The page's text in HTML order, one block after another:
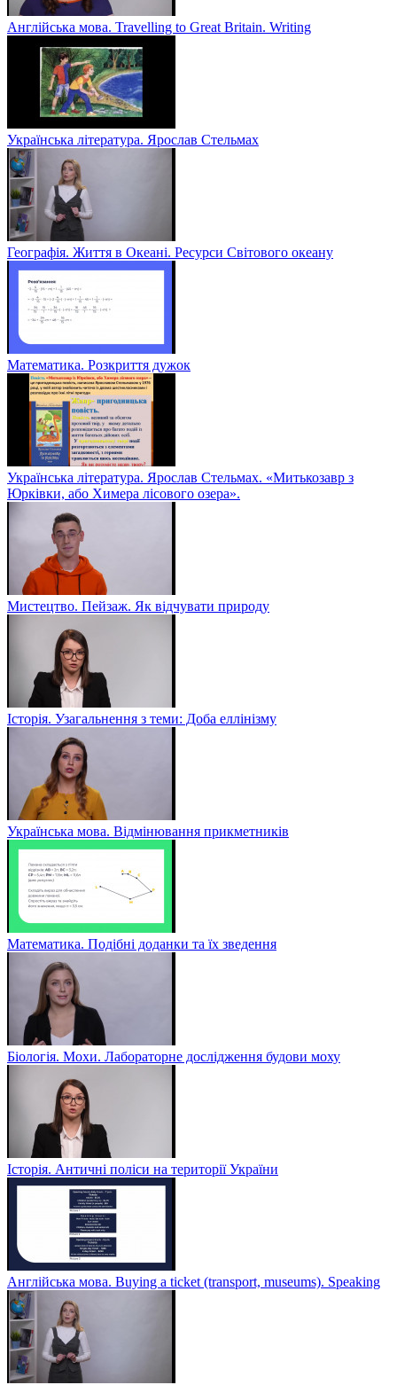
Англійська мова. Travelling to Great Britain. Writing
Українська література. Ярослав Стельмах
Географія. Життя в Океані. Ресурси Світового океану
Математика. Розкриття дужок
Українська література. Ярослав Стельмах. «Митькозавр з
Юрківки, або Химера лісового озера».
Мистецтво. Пейзаж. Як відчувати природу
Історія. Узагальнення з теми: Доба еллінізму
Українська мова. Відмінювання прикметників
Математика. Подібні доданки та їх зведення
Біологія. Мохи. Лабораторне дослідження будови моху
Історія. Античні поліси на території України
Англійська мова. Buying a ticket (transport, museums). Speaking